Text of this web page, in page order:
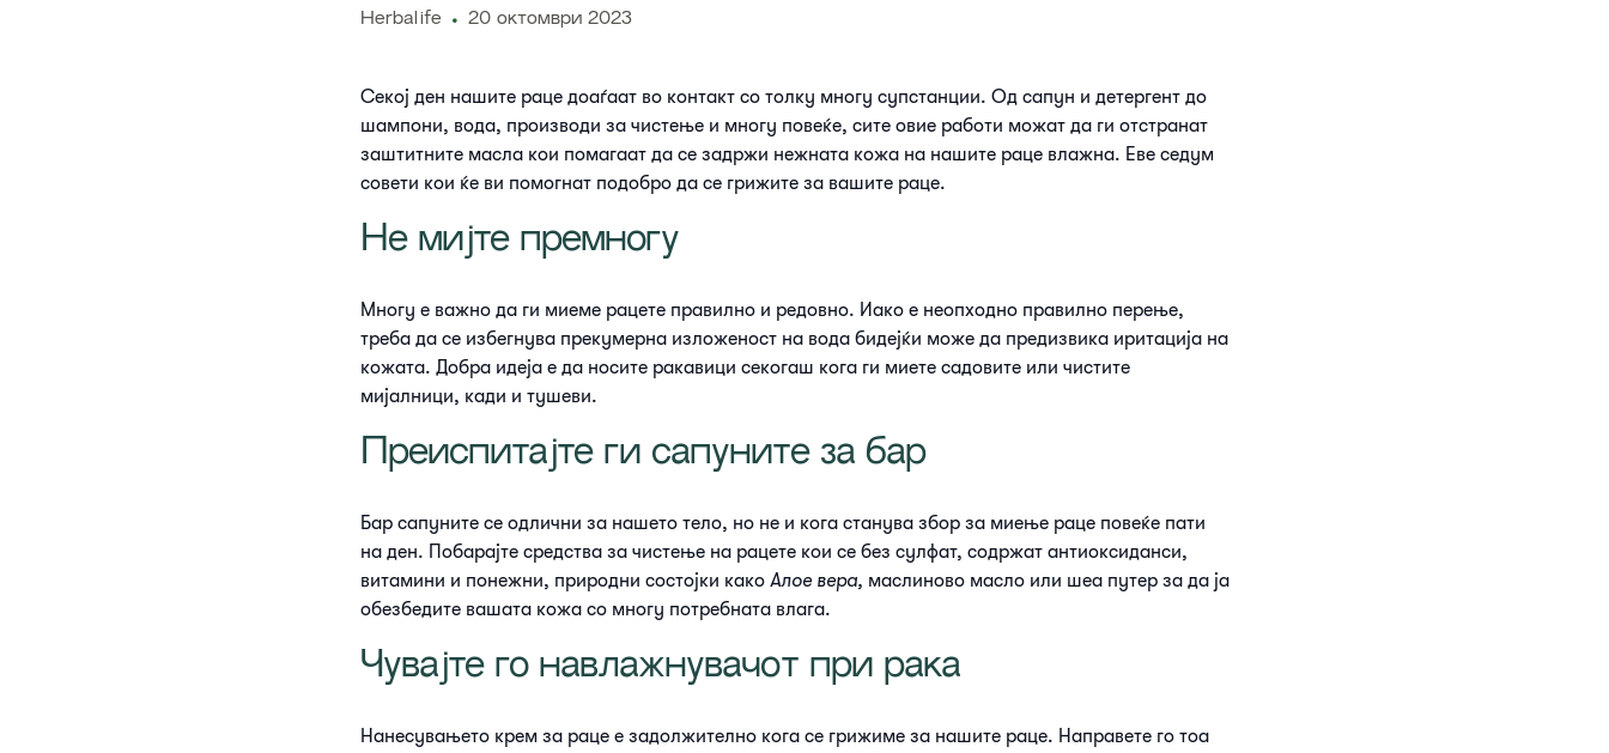
Herbalife 20 октомври 2023
Секој ден нашите раце доаѓаат во контакт со толку многу супстанции. Од сапун и детергент до
шампони, вода, производи за чистење и многу повеќе, сите овие работи можат да ги отстранат
заштитните масла кои помагаат да се задржи нежната кожа на нашите раце влажна. Еве седум
совети кои ќе ви помогнат подобро да се грижите за вашите раце.
Не мијте премногу
Многу е важно да ги миеме рацете правилно и редовно. Иако е неопходно правилно перење,
треба да се избегнува прекумерна изложеност на вода бидејќи може да предизвика иритација на
кожата. Добра идеја е да носите ракавици секогаш кога ги миете садовите или чистите
мијалници, кади и тушеви.
Преиспитајте ги сапуните за бар
Бар сапуните се одлични за нашето тело, но не и кога станува збор за миење раце повеќе пати
на ден. Побарајте средства за чистење на рацете кои се без сулфат, содржат антиоксиданси,
витамини и понежни, природни состојки како Алое вера, маслиново масло или шеа путер за да ја
обезбедите вашата кожа со многу потребната влага.
Чувајте го навлажнувачот при рака
Нанесувањето крем за раце е задолжително кога се грижиме за нашите раце. Направете го тоа